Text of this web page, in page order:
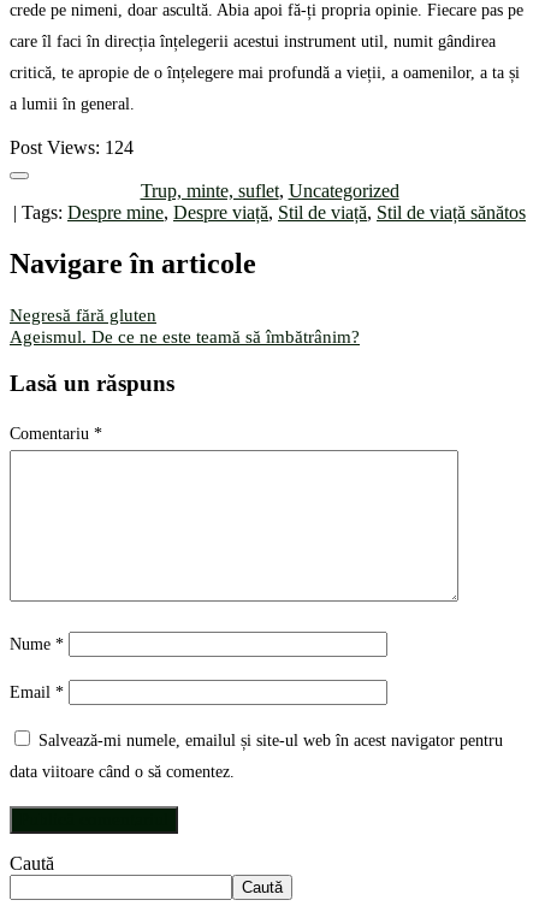
crede pe nimeni, doar ascultă. Abia apoi fă-ți propria opinie. Fiecare pas pe
care îl faci în direcția înțelegerii acestui instrument util, numit gândirea
critică, te apropie de o înțelegere mai profundă a vieții, a oamenilor, a ta și
a lumii în general.
Post Views: 124
Trup, minte, suflet, Uncategorized
| Tags: Despre mine, Despre viață, Stil de viață, Stil de viață sănătos
Navigare în articole
Negresă fără gluten
Ageismul. De ce ne este teamă să îmbătrânim?
Lasă un răspuns
Comentariu *
Nume *
Email *
Salvează-mi numele, emailul și site-ul web în acest navigator pentru
data viitoare când o să comentez.
Caută
Caută